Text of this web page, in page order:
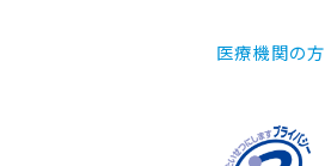
医療機関の